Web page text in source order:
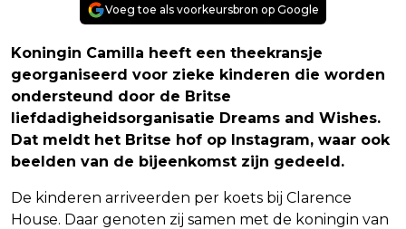
Voeg toe als voorkeursbron op Google
Koningin Camilla heeft een theekransje
georganiseerd voor zieke kinderen die worden
ondersteund door de Britse
liefdadigheidsorganisatie Dreams and Wishes.
Dat meldt het Britse hof op Instagram, waar ook
beelden van de bijeenkomst zijn gedeeld.
De kinderen arriveerden per koets bij Clarence
House. Daar genoten zij samen met de koningin van